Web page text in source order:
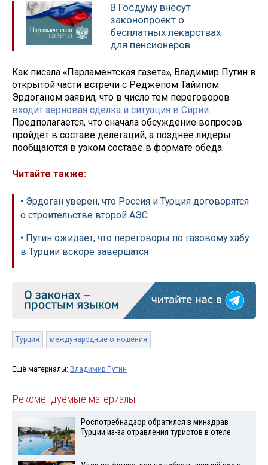
В Госдуму внесут
законопроект о
бесплатных лекарствах
для пенсионеров
Как писала «Парламентская газета», Владимир Путин в
открытой части встречи с Реджепом Тайипом
Эрдоганом заявил, что в число тем переговоров
входит зерновая сделка и ситуация в Сирии.
Предполагается, что сначала обсуждение вопросов
пройдет в составе делегаций, а позднее лидеры
пообщаются в узком составе в формате обеда.
Читайте также:
• Эрдоган уверен, что Россия и Турция договорятся
о строительстве второй АЭС
• Путин ожидает, что переговоры по газовому хабу
в Турции вскоре завершатся
Турция международные отношения
Ещё материалы: Владимир Путин
Рекомендуемые материалы
Роспотребнадзор обратился в минздрав
Турции из-за отравления туристов в отеле